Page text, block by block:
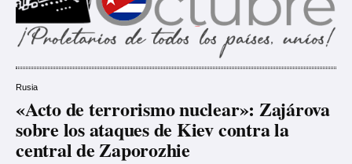
Rusia
«Acto de terrorismo nuclear»: Zajárova
sobre los ataques de Kiev contra la
central de Zaporozhie